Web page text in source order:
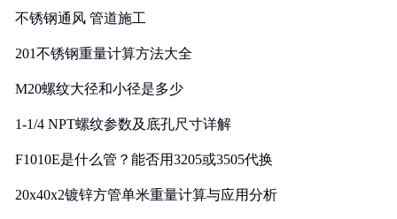
不锈钢通风 管道施工
201不锈钢重量计算方法大全
M20螺纹大径和小径是多少
1-1/4 NPT螺纹参数及底孔尺寸详解
F1010E是什么管？能否用3205或3505代换
20x40x2镀锌方管单米重量计算与应用分析